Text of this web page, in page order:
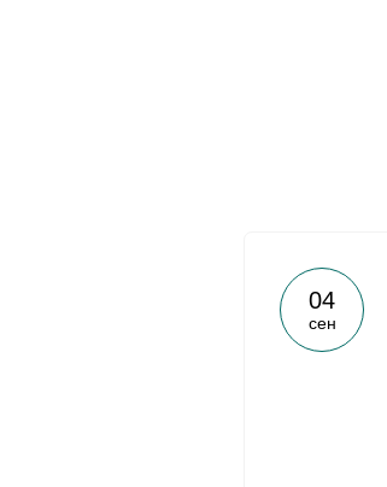
04
сен